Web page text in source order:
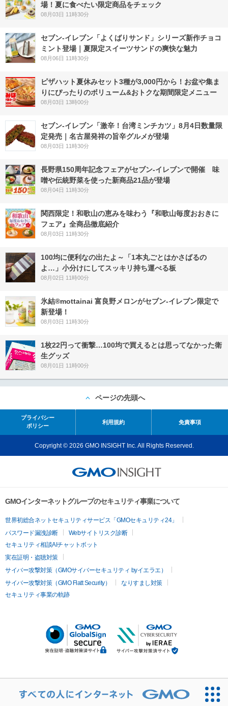
場！夏に食べたい限定商品をチェック
08月03日 11時30分
セブン‐イレブン「よくばりサンド」シリーズ新作チョコ
ミント登場｜夏限定スイーツサンドの爽快な魅力
08月06日 11時30分
ピザハット夏休みセット3種が3,000円から！お盆や集ま
りにぴったりのボリューム&おトクな期間限定メニュー
08月03日 13時00分
セブン-イレブン「激辛！台湾ミンチカツ」8月4日数量限
定発売｜名古屋発祥の旨辛グルメが登場
08月03日 11時30分
長野県150周年記念フェアがセブン-イレブンで開催 味
噌や伝統野菜を使った新商品21品が登場
08月04日 11時30分
関西限定！和歌山の恵みを味わう『和歌山毎度おおきに
フェア』全商品徹底紹介
08月03日 11時30分
100均に便利なの出たよ～「1本丸ごとはかさばるの
よ…」小分けにしてスッキリ持ち運べる板
08月02日 11時00分
氷結®mottainai 富良野メロンがセブン‐イレブン限定で
新登場！
08月03日 11時30分
1枚22円って衝撃…100均で買えるとは思ってなかった衛
生グッズ
08月01日 11時00分
ページの先頭へ
プライバシー
ポリシー
利用規約 免責事項
Copyright © 2026 GMO INSIGHT Inc. All Rights Reserved.
GMOインターネットグループのセキュリティ事業について
世界初総合ネットセキュリティサービス「GMOセキュリティ24」
パスワード漏洩診断
Webサイトリスク診断
セキュリティ相談AIチャットボット
実在証明・盗聴対策
サイバー攻撃対策（GMOサイバーセキュリティ byイエラエ）
サイバー攻撃対策（GMO Flatt Security）
なりすまし対策
セキュリティ事業の軌跡